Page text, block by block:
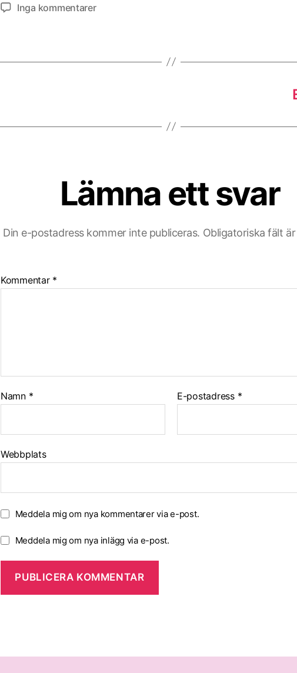
Inga kommentarertill
kunde
Lämna ett svar
Din e-postadress kommer inte publiceras. Obligatoriska fält
Kommentar *
Namn * E-postadress *
Webbplats
Meddela mig om nya kommentarer via e-post.
Meddela mig om nya inlägg via e-post.